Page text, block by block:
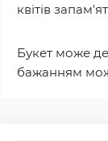
квітів
Букет може
бажанням